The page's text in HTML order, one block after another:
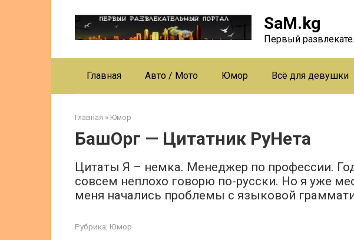
SaM.kg
Первый
Главная Авто / Мото Юмор Всё для девушки
Главная » Юмор
БашОрг — Цитатник РуНета
Цитаты Я – немка. Менеджер по профессии.
совсем неплохо говорю по-русски. Но я уже
меня начались проблемы с языковой
Рубрика: Юмор